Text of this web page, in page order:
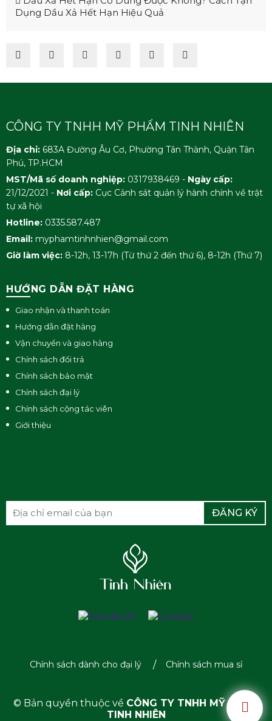
Dụng Dầu Xả Hết Hạn Hiệu Quả
CÔNG TY TNHH MỸ PHẨM TINH NHIÊN
Địa chỉ: 683A Đường Âu Cơ, Phường Tân Thành, Quận Tân
Phú, TP.HCM
MST/Mã số doanh nghiệp: 0317938469 - Ngày cấp:
21/12/2021 - Nơi cấp: Cục Cảnh sát quản lý hành chính về trật
tự xã hội
Hotline: 0335.587.487
Email: myphamtinhnhien@gmail.com
Giờ làm việc: 8-12h, 13-17h (Từ thứ 2 đến thứ 6), 8-12h (Thứ 7)
HƯỚNG DẪN ĐẶT HÀNG
Giao nhận và thanh toán
Hướng dẫn đặt hàng
Vận chuyển và giao hàng
Chính sách đổi trả
Chính sách bảo mật
Chính sách đại lý
Chính sách cộng tác viên
Giới thiệu
ĐĂNG KÝ
Chính sách dành cho đại lý Chính sách mua sỉ
© Bản quyền thuộc về CÔNG TY TNHH MỸ PHẨM
TINH NHIÊN